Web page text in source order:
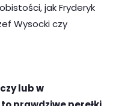
jak Fryderyk
Wysocki czy
lub w